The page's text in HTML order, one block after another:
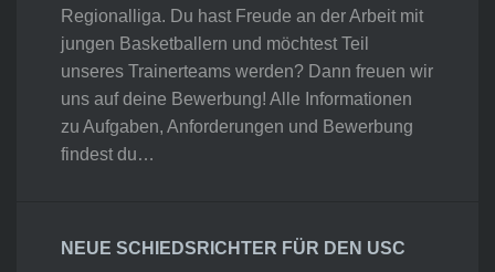
Regionalliga. Du hast Freude an der Arbeit mit
jungen Basketballern und möchtest Teil
unseres Trainerteams werden? Dann freuen wir
uns auf deine Bewerbung! Alle Informationen
zu Aufgaben, Anforderungen und Bewerbung
findest du…
NEUE SCHIEDSRICHTER FÜR DEN USC